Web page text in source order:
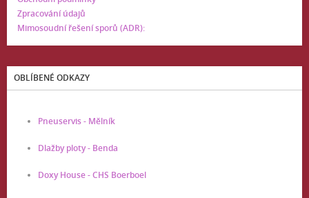
Zpracování údajů
Mimosoudní řešení sporů (ADR):
OBLÍBENÉ ODKAZY
Pneuservis - Mělník
Dlažby ploty - Benda
Doxy House - CHS Boerboel